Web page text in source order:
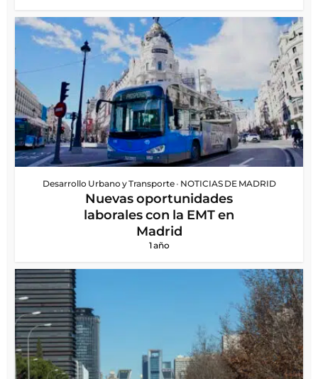
Desarrollo Urbano y Transporte • NOTICIAS DE MADRID
Nuevas oportunidades
laborales con la EMT en
Madrid
1 año